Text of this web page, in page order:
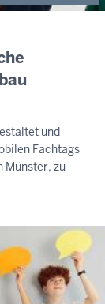
und
Fachtags
Münster, zu